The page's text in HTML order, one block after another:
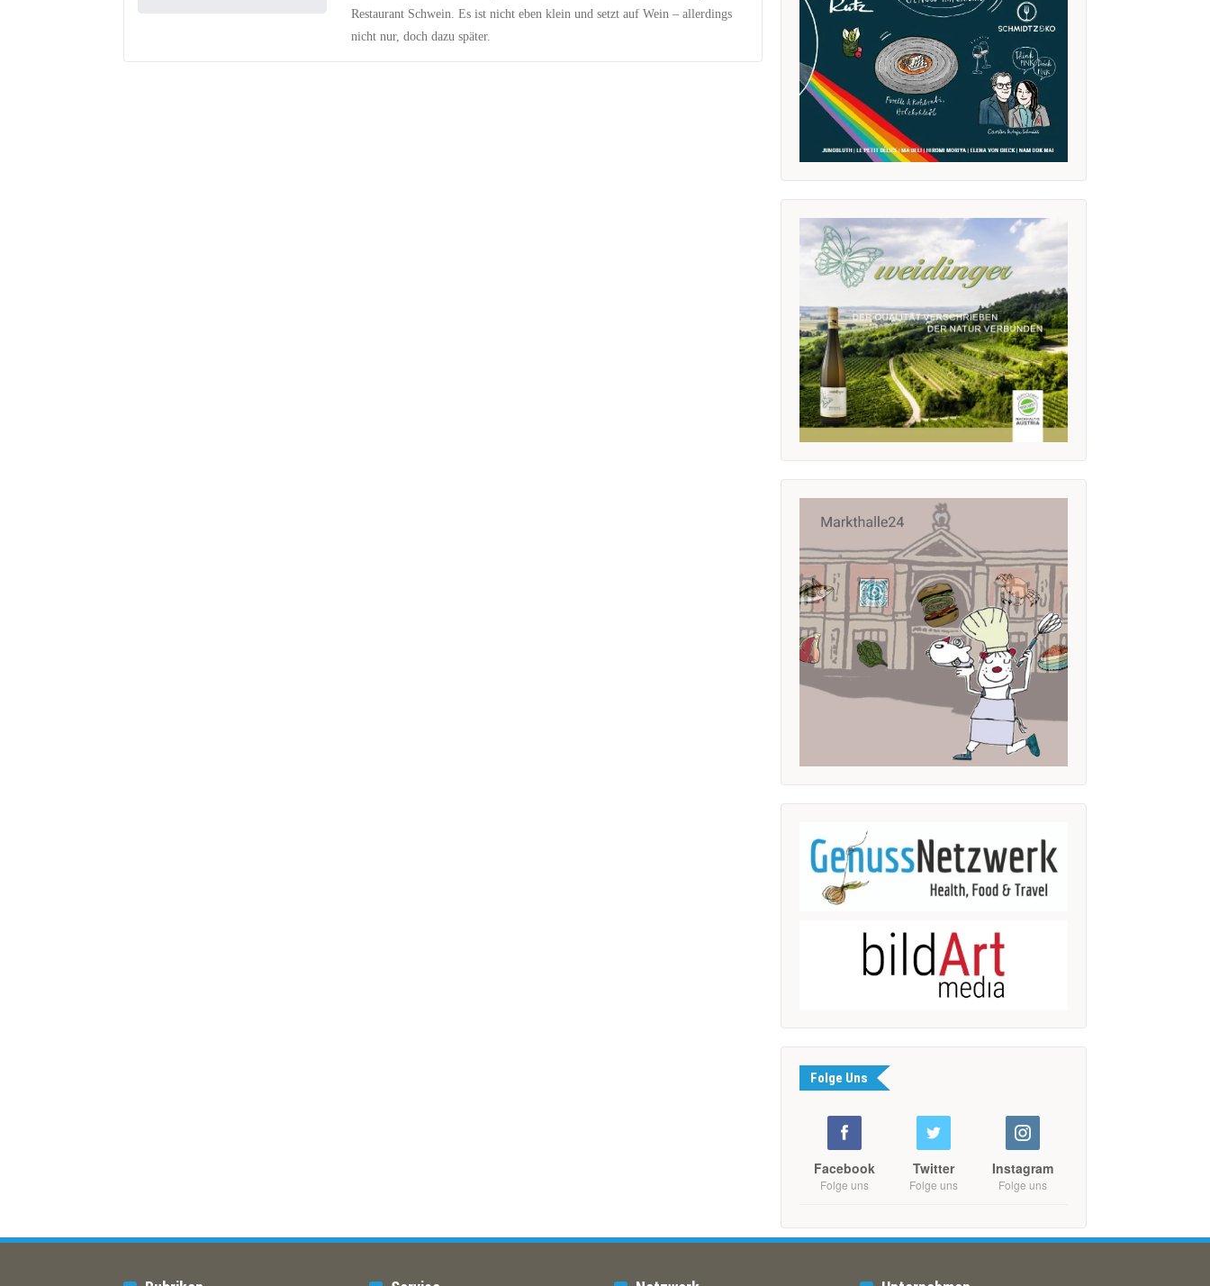
Restaurant Schwein. Es ist nicht eben klein und setzt auf Wein – allerdings
nicht nur, doch dazu später.
Folge Uns
Facebook
Folge uns
Twitter
Folge uns
Instagram
Folge uns